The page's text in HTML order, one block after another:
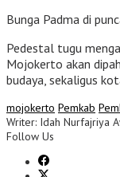
Bunga Padma di
Pedestal tugu
Mojokerto akan
budaya, sekaligus
mojokerto Pemkab
Writer: Idah Nurfajriya
Follow Us